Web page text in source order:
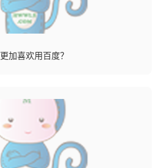
加喜欢用百度？